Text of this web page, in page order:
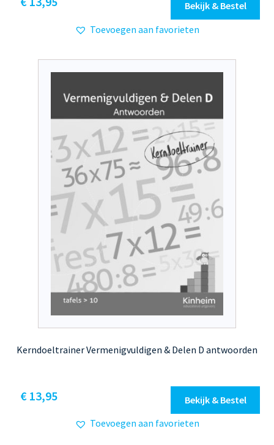
Bekijk & Bestel
Toevoegen aan favorieten
Kerndoeltrainer Vermenigvuldigen & Delen D antwoorden
€13,95
Bekijk & Bestel
Toevoegen aan favorieten